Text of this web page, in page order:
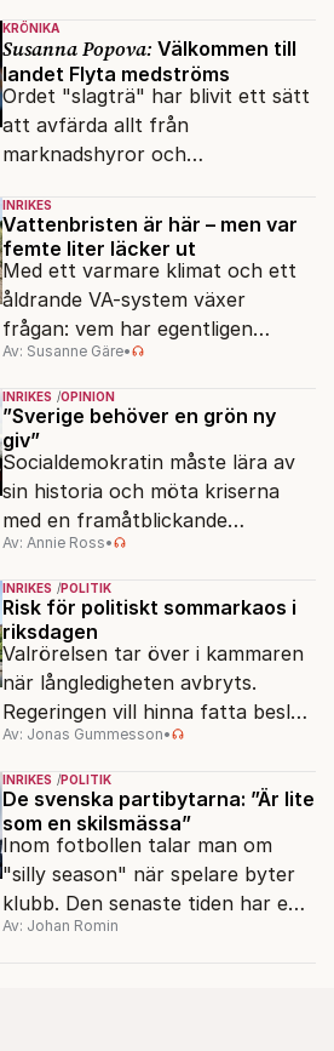
KRÖNIKA
Susanna Popova: Välkommen till
landet Flyta medströms
Ordet "slagträ" har blivit ett sätt
att avfärda allt från
marknadshyror och
om antisemitism.
INRIKES
Vattenbristen är här – men var
femte liter läcker ut
Med ett varmare klimat och ett
åldrande VA-system växer
frågan: vem har egentligen
ansvar för Sveriges
vattenresurser?
Av: Susanne Gäre•
INRIKES OPINION
”Sverige behöver en grön ny
giv”
Socialdemokratin måste lära av
sin historia och möta kriserna
med en framåtblickande
strukturpolitik för att göra
Sverige långsiktigt hållbart,
jämlikt och kriståligt.
Av: Annie Ross•
INRIKES POLITIK
Risk för politiskt sommarkaos i
riksdagen
Valrörelsen tar över i kammaren
när långledigheten avbryts.
Regeringen vill hinna fatta beslut
före valet – men oppositionen
ser sin chans att pressa
Tidösidan.
Av: Jonas Gummesson•
INRIKES POLITIK
De svenska partibytarna: ”Är lite
som en skilsmässa”
Inom fotbollen talar man om
"silly season" när spelare byter
klubb. Den senaste tiden har en
rad svenska politiker bytt parti –
Av: Johan Romin